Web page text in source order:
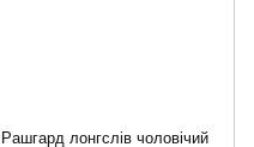
Рашгард лонгслів чоловічий